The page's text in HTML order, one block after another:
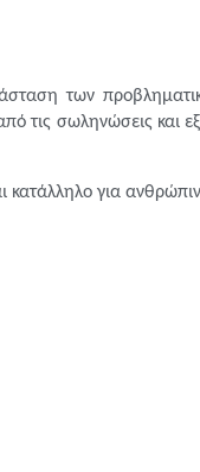
των
τις σωληνώσεις και
κατάλληλο για